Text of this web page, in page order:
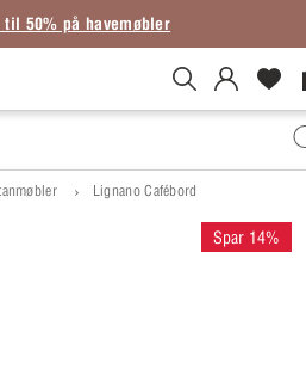
til 50% på havemøbler
Lignano Cafébord
Spar 14%